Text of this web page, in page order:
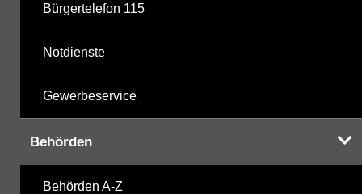
Bürgertelefon 115
Notdienste
Gewerbeservice
Behörden
Behörden A-Z